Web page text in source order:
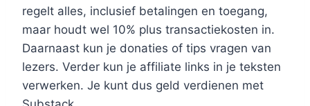
regelt alles, inclusief betalingen en toegang,
maar houdt wel 10% plus transactiekosten in.
Daarnaast kun je donaties of tips vragen van
lezers. Verder kun je affiliate links in je teksten
verwerken. Je kunt dus geld verdienen met